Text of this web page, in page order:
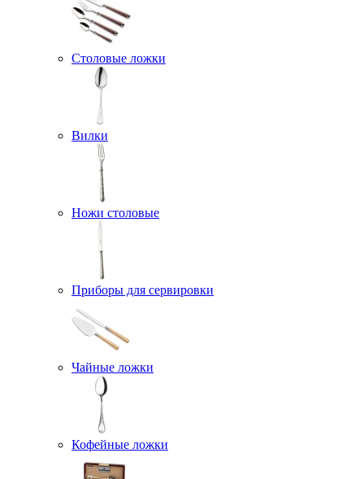
Столовые ложки
Вилки
Ножи столовые
Приборы для сервировки
Чайные ложки
Кофейные ложки